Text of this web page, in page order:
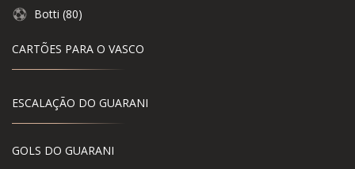
Botti (80)
CARTÕES PARA O VASCO
ESCALAÇÃO DO GUARANI
GOLS DO GUARANI